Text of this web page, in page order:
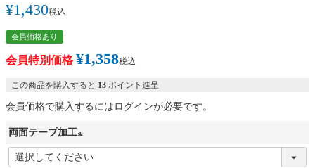
¥1,430税込
会員価格あり
会員特別価格 ¥1,358税込
この商品を購入すると 13 ポイント進呈
会員価格で購入するにはログインが必要です。
両面テープ加工
(